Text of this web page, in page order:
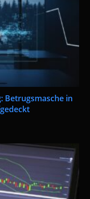
Betrugsmasche in